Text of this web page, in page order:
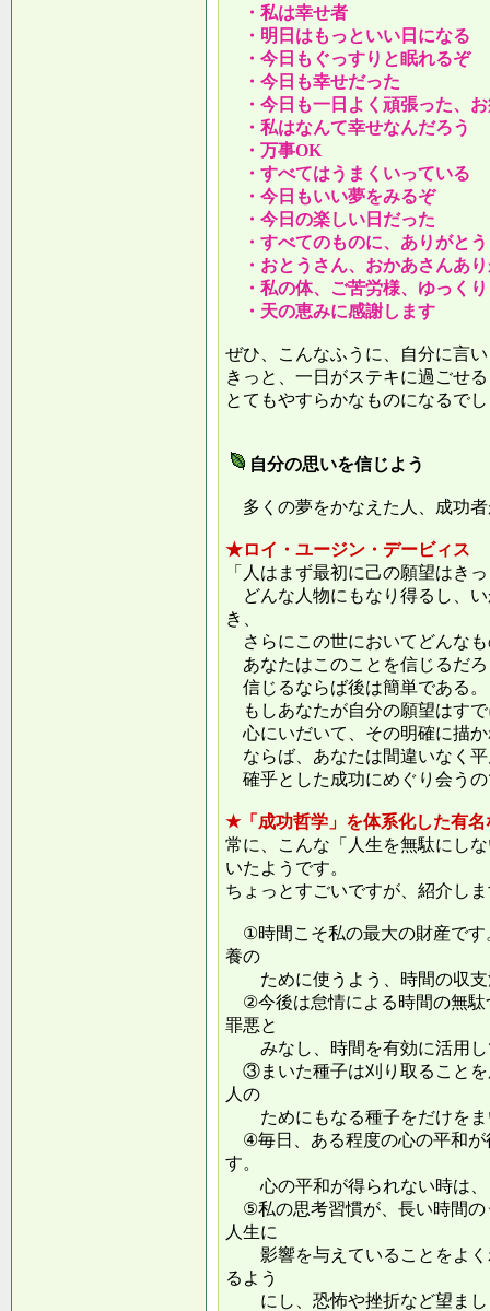
・私は幸せ者
・明日はもっといい日になる
・今日もぐっすりと眠れるぞ
・今日も幸せだった
・今日も一日よく頑張った、
・私はなんて幸せなんだろう
・万事OK
・すべてはうまくいっている
・今日もいい夢をみるぞ
・今日の楽しい日だった
・すべてのものに、ありがとう
・おとうさん、おかあさんあ
・私の体、ご苦労様、ゆっく
・天の恵みに感謝します
ぜひ、こんなふうに、自分に言
きっと、一日がステキに過ごせ
とてもやすらかなものになるで
自分の思いを信じよう
多くの夢をかなえた人、成功
★ロイ・ユージン・デービィス
「人はまず最初に己の願望はき
どんな人物にもなり得るし、
き、
さらにこの世においてどんな
あなたはこのことを信じるだ
信じるならば後は簡単である。
もしあなたが自分の願望はす
心にいだいて、その明確に描
ならば、あなたは間違いなく
確乎とした成功にめぐり会う
★「成功哲学」を体系化した有
常に、こんな「人生を無駄にし
いたようです。
ちょっとすごいですが、紹介し
①時間こそ私の最大の財産です
養の
ために使うよう、時間の収支
②今後は怠情による時間の無駄
罪悪と
みなし、時間を有効に活用し
③まいた種子は刈り取ることを
人の
ためにもなる種子をだけをま
④毎日、ある程度の心の平和が
す。
心の平和が得られない時は、
⑤私の思考習慣が、長い時間の
人生に
影響を与えていることをよく
るよう
にし、恐怖や挫折など望まし